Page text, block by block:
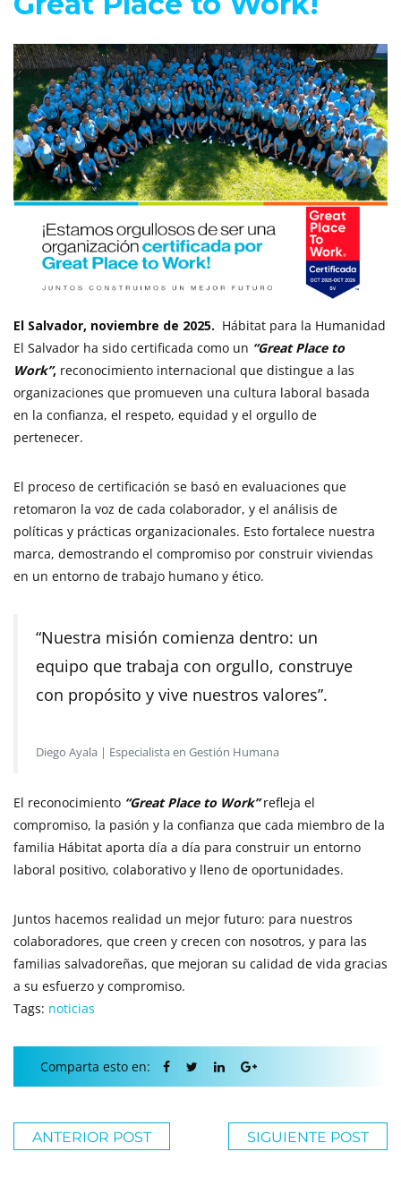
El Salvador, noviembre de 2025. Hábitat para la Humanidad
El Salvador ha sido certificada como un “Great Place to
Work”, reconocimiento internacional que distingue a las
organizaciones que promueven una cultura laboral basada
en la confianza, el respeto, equidad y el orgullo de
pertenecer.
El proceso de certificación se basó en evaluaciones que
retomaron la voz de cada colaborador, y el análisis de
políticas y prácticas organizacionales. Esto fortalece nuestra
marca, demostrando el compromiso por construir viviendas
en un entorno de trabajo humano y ético.
“Nuestra misión comienza dentro: un
equipo que trabaja con orgullo, construye
con propósito y vive nuestros valores”.
Diego Ayala | Especialista en Gestión Humana
El reconocimiento “Great Place to Work” refleja el
compromiso, la pasión y la confianza que cada miembro de la
familia Hábitat aporta día a día para construir un entorno
laboral positivo, colaborativo y lleno de oportunidades.
Juntos hacemos realidad un mejor futuro: para nuestros
colaboradores, que creen y crecen con nosotros, y para las
familias salvadoreñas, que mejoran su calidad de vida gracias
a su esfuerzo y compromiso.
Tags: noticias
Comparta esto en:
ANTERIOR POST SIGUIENTE POST